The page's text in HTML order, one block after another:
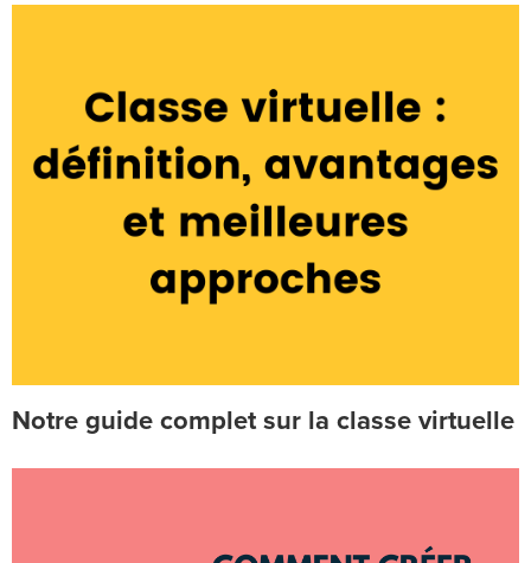
Notre guide complet sur la classe virtuelle